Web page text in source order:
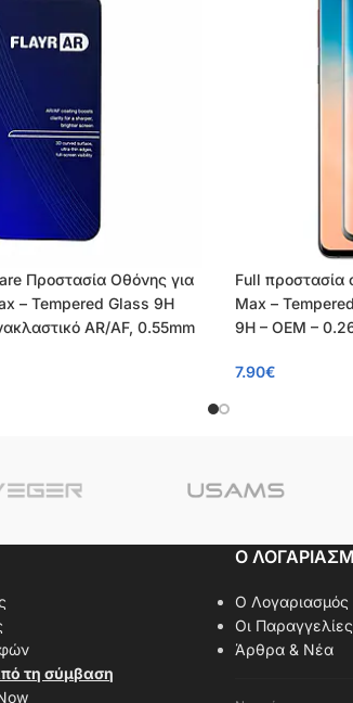
Προστασία Οθόνης για
– Tempered Glass 9H
AR/AF, 0.55mm
Full προστασία
Max –
9H – OEM –
7.90€
τη σύμβαση
Ο
Ο Λογαριασμός
Οι
Άρθρα & Νέα